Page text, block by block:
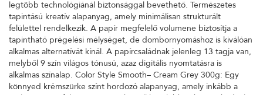
legtöbb technológiánál biztonsággal bevethető. Természetes
tapintású kreatív alapanyag, amely minimálisan strukturált
felülettel rendelkezik. A papír megfelelő volumene biztosítja a
tapintható prégelési mélységet, de dombornyomáshoz is kiválóan
alkalmas alternatívát kínál. A papírcsaládnak jelenleg 13 tagja van,
melyből 9 szín világos tónusú, azaz digitális nyomtatásra is
alkalmas színalap. Color Style Smooth– Cream Grey 300g: Egy
könnyed krémszürke színt hordozó alapanyag, amely inkább a